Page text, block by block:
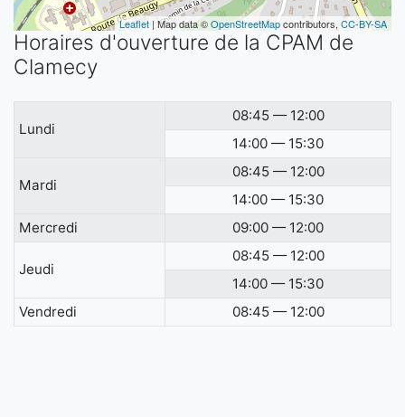
Leaflet | Map data ©OpenStreetMapcontributors, CC-BY-SA
Horaires d'ouverture de la CPAM de
Clamecy
Lundi
08:45 — 12:00
14:00 — 15:30
Mardi
08:45 — 12:00
14:00 — 15:30
Mercredi
09:00 — 12:00
Jeudi
08:45 — 12:00
14:00 — 15:30
Vendredi
08:45 — 12:00